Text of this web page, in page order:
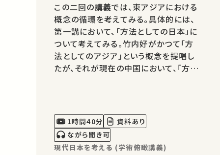
この二回の講義では、東アジアにおける
概念の循環を考えてみる。具体的には、
第一講において、「方法としての日本」に
ついて考えてみる。竹内好がかつて「方
法としてのアジア」という概念を提唱し
たが、それが現在の中国において、「方法
いる。現代中国でのこうした議論を踏ま
えた上で、はたして「方法としての日…
1時間40分
資料あり
ながら聞き可
現代日本を考える (学術俯瞰講義)